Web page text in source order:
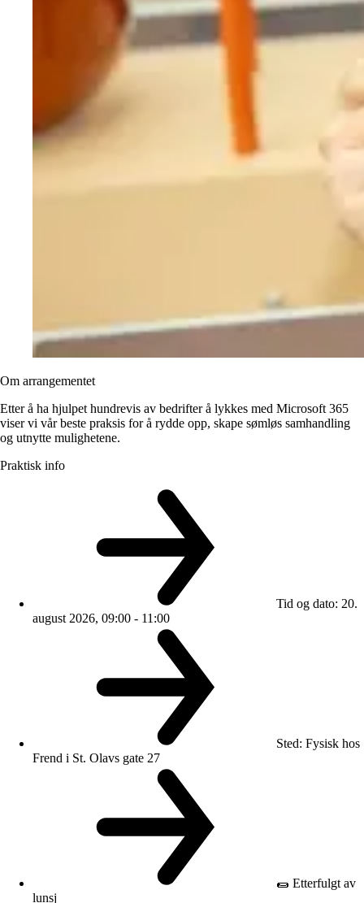
Om arrangementet
Etter å ha hjulpet hundrevis av bedrifter å lykkes med Microsoft 365
viser vi vår beste praksis for å rydde opp, skape sømløs samhandling
og utnytte mulighetene.
Praktisk info
Tid og dato: 20.
august 2026, 09:00 - 11:00
Sted: Fysisk hos
Frend i St. Olavs gate 27
🌯 Etterfulgt av
lunsj